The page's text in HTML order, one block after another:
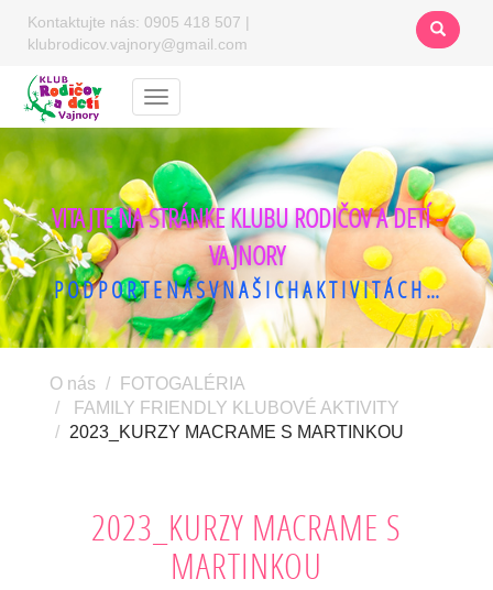
Kontaktujte nás: 0905 418 507 |
klubrodicov.vajnory@gmail.com
Menu
VITAJTE NA STRÁNKE KLUBU RODIČOV A DETÍ -
VAJNORY
P O D P O R T E N Á S V N A Š I C H A K T I V I T Á C H ...
O nás
FOTOGALÉRIA
FAMILY FRIENDLY KLUBOVÉ AKTIVITY
2023_KURZY MACRAME S MARTINKOU
2023_KURZY MACRAME S
MARTINKOU